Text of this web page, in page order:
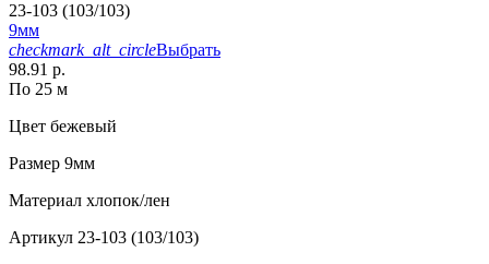
23-103 (103/103)
9мм
checkmark_alt_circleВыбрать
98.91 р.
По 25 м
Цвет бежевый
Размер 9мм
Материал хлопок/лен
Артикул 23-103 (103/103)